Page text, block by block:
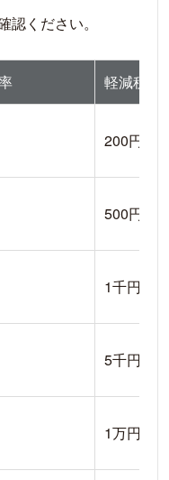
ください。
軽減税率
200円
500円
1千円
5千円
1万円